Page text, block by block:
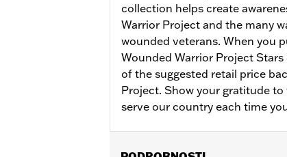
collection helps create
Warrior Project and the many
wounded veterans. When you
Wounded Warrior Project
of the suggested retail price
Project. Show your gratitude
serve our country each time